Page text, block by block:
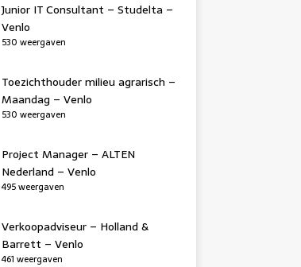
Junior IT Consultant – Studelta –
Venlo
530 weergaven
Toezichthouder milieu agrarisch –
Maandag – Venlo
530 weergaven
Project Manager – ALTEN
Nederland – Venlo
495 weergaven
Verkoopadviseur – Holland &
Barrett – Venlo
461 weergaven